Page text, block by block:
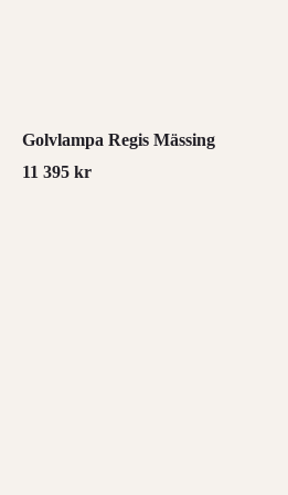
Golvlampa Regis Mässing
11 395 kr